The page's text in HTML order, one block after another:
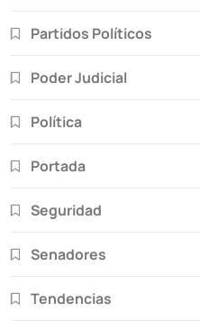
Partidos Políticos
Poder Judicial
Política
Portada
Seguridad
Senadores
Tendencias